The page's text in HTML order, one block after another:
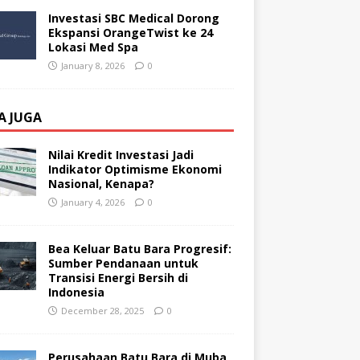
Investasi SBC Medical Dorong
Ekspansi OrangeTwist ke 24
Lokasi Med Spa
January 8, 2026 0
JUGA
Nilai Kredit Investasi Jadi
Indikator Optimisme Ekonomi
Nasional, Kenapa?
January 4, 2026 0
Bea Keluar Batu Bara Progresif:
Sumber Pendanaan untuk
Transisi Energi Bersih di
Indonesia
December 28, 2025 0
Perusahaan Batu Bara di Muba